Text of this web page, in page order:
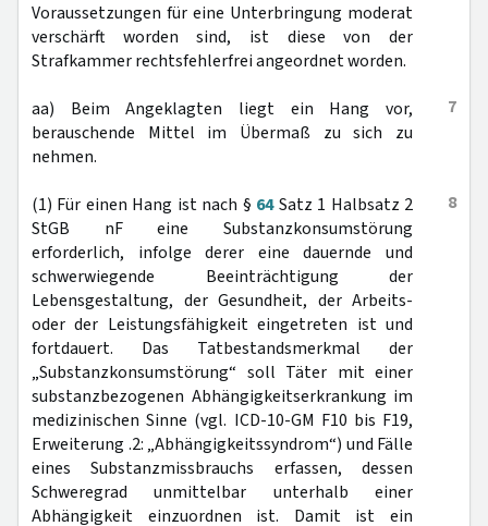
Voraussetzungen für eine Unterbringung moderat
verschärft worden sind, ist diese von der
Strafkammer rechtsfehlerfrei angeordnet worden.
7
aa) Beim Angeklagten liegt ein Hang vor,
berauschende Mittel im Übermaß zu sich zu
nehmen.
8
(1) Für einen Hang ist nach § 64Satz 1 Halbsatz 2
StGB nF eine Substanzkonsumstörung
erforderlich, infolge derer eine dauernde und
schwerwiegende Beeinträchtigung der
Lebensgestaltung, der Gesundheit, der Arbeits-
oder der Leistungsfähigkeit eingetreten ist und
fortdauert. Das Tatbestandsmerkmal der
„Substanzkonsumstörung“ soll Täter mit einer
substanzbezogenen Abhängigkeitserkrankung im
medizinischen Sinne (vgl. ICD-10-GM F10 bis F19,
Erweiterung .2: „Abhängigkeitssyndrom“) und Fälle
eines Substanzmissbrauchs erfassen, dessen
Schweregrad unmittelbar unterhalb einer
Abhängigkeit einzuordnen ist. Damit ist ein